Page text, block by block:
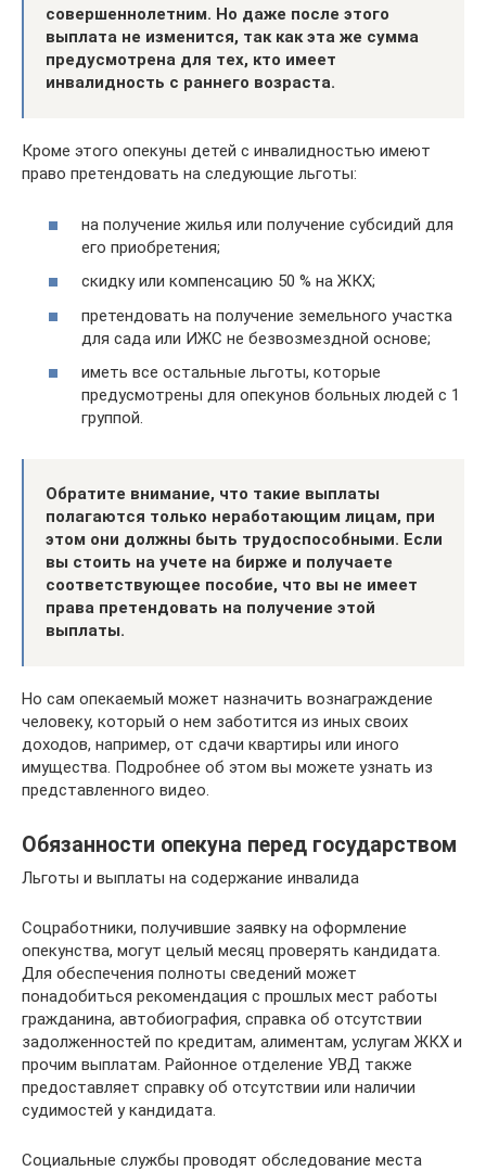
совершеннолетним. Но даже после этого
выплата не изменится, так как эта же сумма
предусмотрена для тех, кто имеет
инвалидность с раннего возраста.
Кроме этого опекуны детей с инвалидностью имеют
право претендовать на следующие льготы:
на получение жилья или получение субсидий для
его приобретения;
скидку или компенсацию 50 % на ЖКХ;
претендовать на получение земельного участка
для сада или ИЖС не безвозмездной основе;
иметь все остальные льготы, которые
предусмотрены для опекунов больных людей с 1
группой.
Обратите внимание, что такие выплаты
полагаются только неработающим лицам, при
этом они должны быть трудоспособными. Если
вы стоить на учете на бирже и получаете
соответствующее пособие, что вы не имеет
права претендовать на получение этой
выплаты.
Но сам опекаемый может назначить вознаграждение
человеку, который о нем заботится из иных своих
доходов, например, от сдачи квартиры или иного
имущества. Подробнее об этом вы можете узнать из
представленного видео.
Обязанности опекуна перед государством
Льготы и выплаты на содержание инвалида
Соцработники, получившие заявку на оформление
опекунства, могут целый месяц проверять кандидата.
Для обеспечения полноты сведений может
понадобиться рекомендация с прошлых мест работы
гражданина, автобиография, справка об отсутствии
задолженностей по кредитам, алиментам, услугам ЖКХ и
прочим выплатам. Районное отделение УВД также
предоставляет справку об отсутствии или наличии
судимостей у кандидата.
Социальные службы проводят обследование места